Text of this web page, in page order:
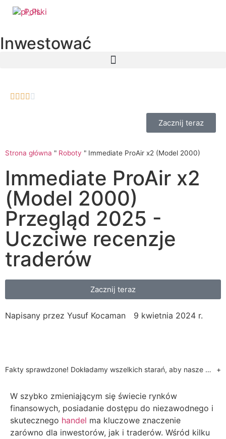
Polski
Inwestować
    
Zacznij teraz
Strona główna " Roboty " Immediate ProAir x2 (Model 2000)
Immediate ProAir x2
(Model 2000)
Przegląd 2025 -
Uczciwe recenzje
traderów
Zacznij teraz
Napisany przez Yusuf Kocaman 9 kwietnia 2024 r.
Fakty sprawdzone! Dokładamy wszelkich starań, aby nasze treści były dokładne. Przeczytaj więcej o tym, dlaczego możesz nam zaufać. Wiemy o wielu stronach internetowych, które wykorzystują fałszywe rekomendacje celebrytów, aby wysyłać klientów do nieuregulowanych brokerów lub call center. Nasza strona internetowa będzie wysyłać klientów wyłącznie do partnerów, którzy dostarczyli nam wymagane gwarancje regulacyjne. Jest to oferta marketingowa, a nasi regulowani partnerzy wskażą, jakie usługi są dostępne po rejestracji. +
W szybko zmieniającym się świecie rynków
finansowych, posiadanie dostępu do niezawodnego i
skutecznego handel ma kluczowe znaczenie
zarówno dla inwestorów, jak i traderów. Wśród kilku